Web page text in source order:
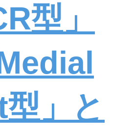
型」
」と